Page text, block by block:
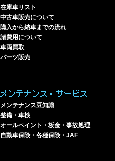
在庫車リスト
中古車販売について
購入から納車までの流れ
諸費用について
車両買取
パーツ販売
メンテナンス・サービス
メンテナンス豆知識
整備・車検
オールペイント・板金・事故処理
自動車保険・各種保険・JAF